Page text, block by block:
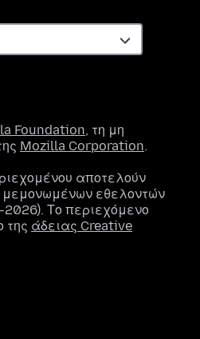
Foundation, τη μη
Mozilla Corporation.
αποτελούν
μεμονωμένων εθελοντών
Το περιεχόμενο
της άδειας Creative